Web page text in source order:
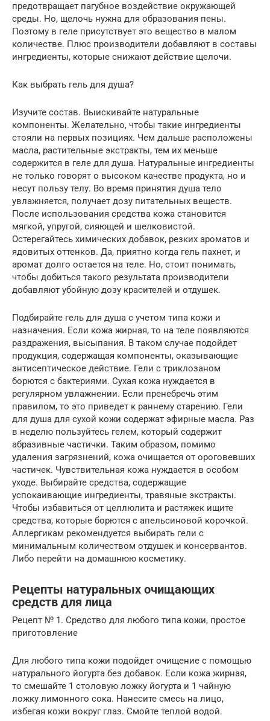
предотвращает пагубное воздействие окружающей
среды. Но, щелочь нужна для образования пены.
Поэтому в геле присутствует это вещество в малом
количестве. Плюс производители добавляют в составы
ингредиенты, которые снижают действие щелочи.
Как выбрать гель для душа?
Изучите состав. Выискивайте натуральные
компоненты. Желательно, чтобы такие ингредиенты
стояли на первых позициях. Чем дальше расположены
масла, растительные экстракты, тем их меньше
содержится в геле для душа. Натуральные ингредиенты
не только говорят о высоком качестве продукта, но и
несут пользу телу. Во время принятия душа тело
увлажняется, получает дозу питательных веществ.
После использования средства кожа становится
мягкой, упругой, сияющей и шелковистой.
Остерегайтесь химических добавок, резких ароматов и
ядовитых оттенков. Да, приятно когда гель пахнет, и
аромат долго остается на теле. Но, стоит понимать,
чтобы добиться такого результата производители
добавляют убойную дозу красителей и отдушек.
Подбирайте гель для душа с учетом типа кожи и
назначения. Если кожа жирная, то на теле появляются
раздражения, высыпания. В таком случае подойдет
продукция, содержащая компоненты, оказывающие
антисептическое действие. Гели с триклозаном
борются с бактериями. Сухая кожа нуждается в
регулярном увлажнении. Если пренебречь этим
правилом, то это приведет к раннему старению. Гели
для душа для сухой кожи содержат эфирные масла. Раз
в неделю пользуйтесь гелем, который содержит
абразивные частички. Таким образом, помимо
удаления загрязнений, кожа очищается от ороговевших
частичек. Чувствительная кожа нуждается в особом
уходе. Выбирайте средства, содержащие
успокаивающие ингредиенты, травяные экстракты.
Чтобы избавиться от целлюлита и растяжек ищите
средства, которые борются с апельсиновой корочкой.
Аллергикам рекомендуется выбирать гели с
минимальным количеством отдушек и консервантов.
Либо перейти на домашнюю косметику.
Рецепты натуральных очищающих
средств для лица
Рецепт № 1. Средство для любого типа кожи, простое
приготовление
Для любого типа кожи подойдет очищение с помощью
натурального йогурта без добавок. Если кожа жирная,
то смешайте 1 столовую ложку йогурта и 1 чайную
ложку лимонного сока. Нанесите смесь на лицо,
избегая кожи вокруг глаз. Смойте теплой водой.